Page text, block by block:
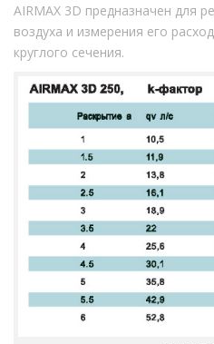
AIRMAX 3D предназначен для
воздуха и измерения его
круглого сечения.